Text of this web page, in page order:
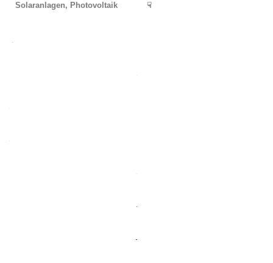
Solaranlagen, Photovoltaik ☟